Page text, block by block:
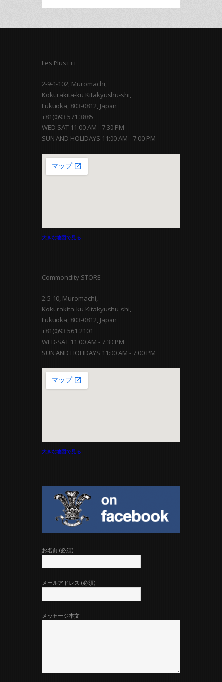
Les Plus+++
2-9-1-102, Muromachi,
Kokurakita-ku Kitakyushu-shi,
Fukuoka, 803-0812, Japan
+81(0)93 571 3885
WED-SAT 11:00 AM - 7:30 PM
SUN AND HOLIDAYS 11:00 AM - 7:00 PM
大きな地図で見る
Commondity STORE
2-5-10, Muromachi,
Kokurakita-ku Kitakyushu-shi,
Fukuoka, 803-0812, Japan
+81(0)93 561 2101
WED-SAT 11:00 AM - 7:30 PM
SUN AND HOLIDAYS 11:00 AM - 7:00 PM
大きな地図で見る
お名前 (必須)
メールアドレス (必須)
メッセージ本文